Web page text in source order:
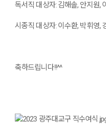
독서직 대상자: 김해솔, 안지원,
시종직 대상자: 이수환, 박휘영,
축하드립니다!!^^